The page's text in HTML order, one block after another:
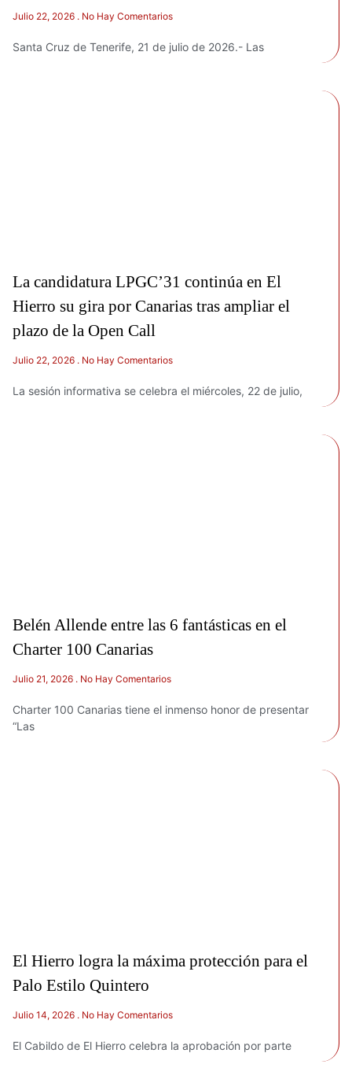
Julio 22, 2026 No Hay Comentarios
Santa Cruz de Tenerife, 21 de julio de 2026.- Las
La candidatura LPGC’31 continúa en El
Hierro su gira por Canarias tras ampliar el
plazo de la Open Call
Julio 22, 2026 No Hay Comentarios
La sesión informativa se celebra el miércoles, 22 de julio,
Belén Allende entre las 6 fantásticas en el
Charter 100 Canarias
Julio 21, 2026 No Hay Comentarios
Charter 100 Canarias tiene el inmenso honor de presentar
“Las
El Hierro logra la máxima protección para el
Palo Estilo Quintero
Julio 14, 2026 No Hay Comentarios
El Cabildo de El Hierro celebra la aprobación por parte